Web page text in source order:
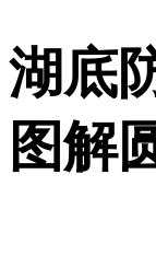
湖底
图解